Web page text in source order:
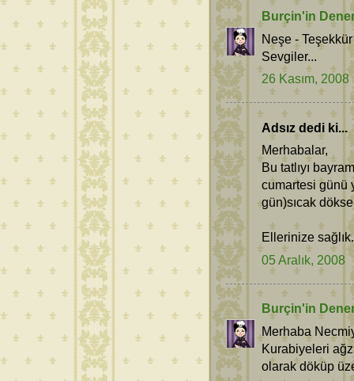
Burçin'in
Neşe -
Sevgiler...
26 Kasım, 2008
Adsız dedi ki...
Merhabalar,
Bu tatlıyı
cumartesi günü
gün)sıcak
Ellerinize
05 Aralık, 2008
Burçin'in
Merhaba
Kurabiyeleri
olarak döküp